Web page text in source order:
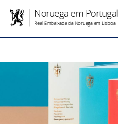
Noruega em Portugal
Real Embaixada da Noruega em Lisboa